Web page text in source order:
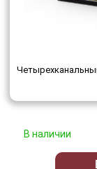
В наличии